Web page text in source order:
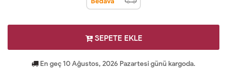
SEPETE EKLE
En geç 10 Ağustos, 2026 Pazartesi günü kargoda.